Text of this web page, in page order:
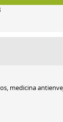
medicina